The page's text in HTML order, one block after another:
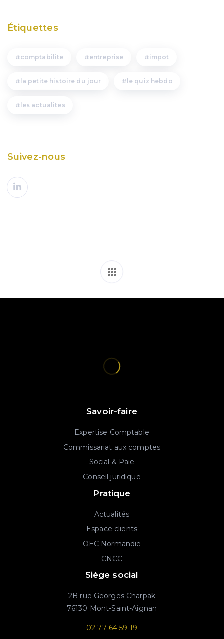
Étiquettes
comptabilite entreprise impot
la petite histoire du jour le quiz hebdo
les actualites
Suivez-nous
Savoir-faire
Expertise Comptable
Commissariat aux comptes
Social & Paie
Conseil juridique
Pratique
Actualités
Espace clients
OEC Normandie
CNCC
Siége social
2B rue Georges Charpak
76130 Mont-Saint-Aignan
02 77 64 59 19